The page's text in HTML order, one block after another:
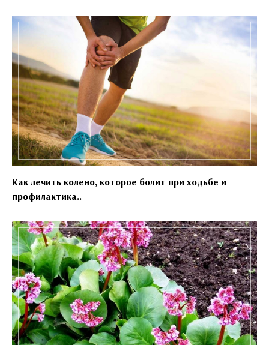
Как лечить колено, которое болит при ходьбе и
профилактика..